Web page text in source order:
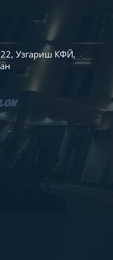
Узгариш КФЙ,